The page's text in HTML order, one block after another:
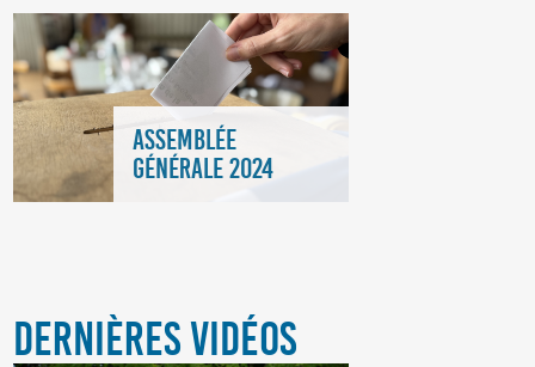
ASSEMBLÉE
GÉNÉRALE 2024
DERNIÈRES VIDÉOS